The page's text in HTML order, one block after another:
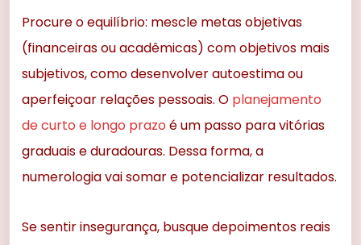
Procure o equilíbrio: mescle metas objetivas
(financeiras ou acadêmicas) com objetivos mais
subjetivos, como desenvolver autoestima ou
aperfeiçoar relações pessoais. O planejamento
de curto e longo prazo é um passo para vitórias
graduais e duradouras. Dessa forma, a
numerologia vai somar e potencializar resultados.
Se sentir insegurança, busque depoimentos reais